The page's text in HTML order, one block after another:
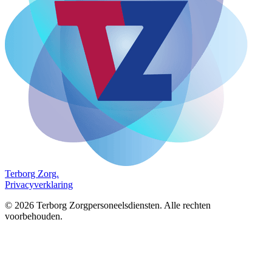
Terborg Zorg.
Privacyverklaring
© 2026 Terborg Zorgpersoneelsdiensten. Alle rechten
voorbehouden.